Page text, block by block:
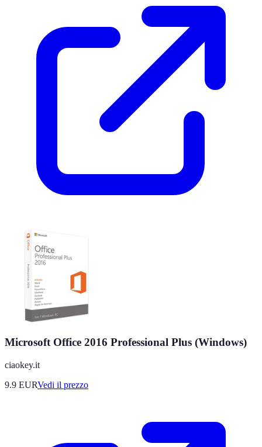
Microsoft Office 2016 Professional Plus (Windows)
ciaokey.it
9.9 EURVedi il prezzo